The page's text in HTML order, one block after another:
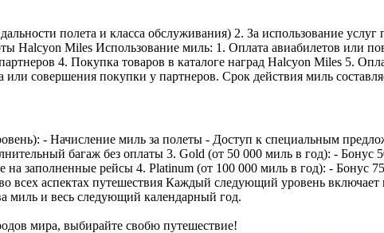
полета и класса обслуживания) 2. За использование
Halcyon Miles Использование миль: 1. Оплата авиабилетов или
4. Покупка товаров в каталоге наград Halcyon Miles 5.
совершения покупки у партнеров. Срок действия миль
- Начисление миль за полеты - Доступ к специальным
багаж без оплаты 3. Gold (от 50 000 миль в год): - Бонус
заполненные рейсы 4. Platinum (от 100 000 миль в год): - Бонус
всех аспектах путешествия Каждый следующий уровень
миль и весь следующий календарный год.
мира, выбирайте свобю путешествие!